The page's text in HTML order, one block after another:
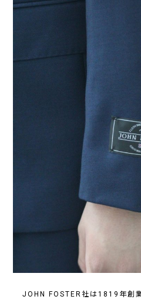
JOHN FOSTER社は1819年創業